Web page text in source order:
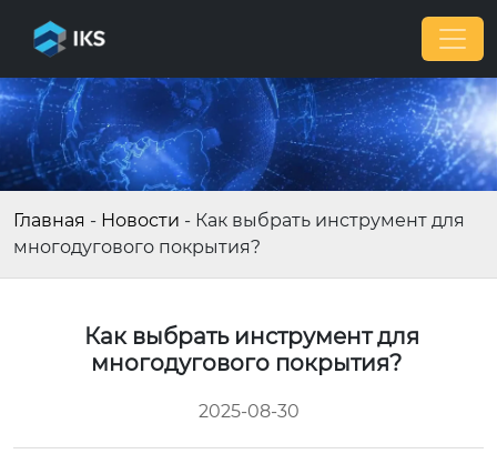
Главная - Новости - Как выбрать инструмент для
многодугового покрытия?
Как выбрать инструмент для
многодугового покрытия?
2025-08-30